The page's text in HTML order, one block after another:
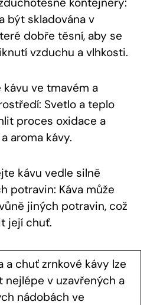
být skladována v
dobře těsní, aby se
vzduchu a vlhkosti.
kávu ve tmavém a
Svetlo a teplo
proces oxidace a
aroma kávy.
kávu vedle silně
potravin: Káva může
jiných potravin, což
její chuť.
a chuť zrnkové kávy lze
nejlépe v uzavřených a
nádobách ve